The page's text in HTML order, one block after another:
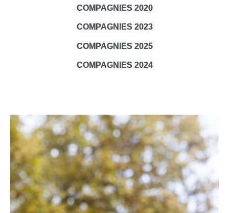
COMPAGNIES 2020
COMPAGNIES 2023
COMPAGNIES 2025
COMPAGNIES 2024